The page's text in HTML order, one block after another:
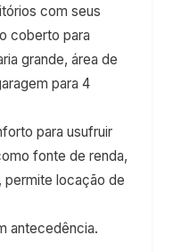
com seus
coberto para
grande, área de
para 4
para usufruir
fonte de renda,
permite locação de
antecedência.